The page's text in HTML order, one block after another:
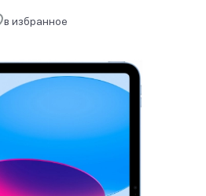
в избранное